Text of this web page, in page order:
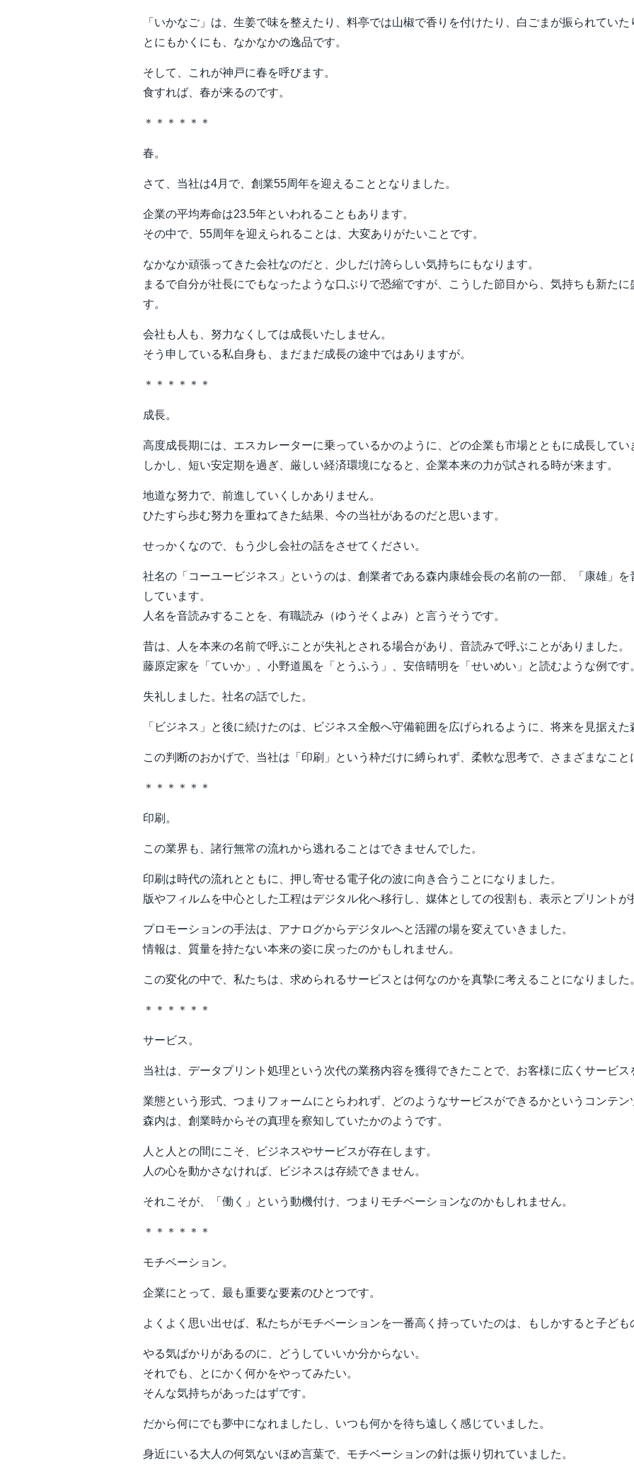
「いかなご」は、生姜で味を整えたり、料亭では山椒で香りを付けたり、白ごまが振られていた
とにもかくにも、なかなかの逸品です。
そして、これが神戸に春を呼びます。
食すれば、春が来るのです。
＊＊＊＊＊＊
春。
さて、当社は4月で、創業55周年を迎えることとなりました。
企業の平均寿命は23.5年といわれることもあります。
その中で、55周年を迎えられることは、大変ありがたいことです。
なかなか頑張ってきた会社なのだと、少しだけ誇らしい気持ちにもなります。
まるで自分が社長にでもなったような口ぶりで恐縮ですが、こうした節目から、気持ちも新たに
す。
会社も人も、努力なくしては成長いたしません。
そう申している私自身も、まだまだ成長の途中ではありますが。
＊＊＊＊＊＊
成長。
高度成長期には、エスカレーターに乗っているかのように、どの企業も市場とともに成長してい
しかし、短い安定期を過ぎ、厳しい経済環境になると、企業本来の力が試される時が来ます。
地道な努力で、前進していくしかありません。
ひたすら歩む努力を重ねてきた結果、今の当社があるのだと思います。
せっかくなので、もう少し会社の話をさせてください。
社名の「コーユービジネス」というのは、創業者である森内康雄会長の名前の一部、「康雄」
しています。
人名を音読みすることを、有職読み（ゆうそくよみ）と言うそうです。
昔は、人を本来の名前で呼ぶことが失礼とされる場合があり、音読みで呼ぶことがありました。
藤原定家を「ていか」、小野道風を「とうふう」、安倍晴明を「せいめい」と読むような例です
失礼しました。社名の話でした。
「ビジネス」と後に続けたのは、ビジネス全般へ守備範囲を広げられるように、将来を見据えた
この判断のおかげで、当社は「印刷」という枠だけに縛られず、柔軟な思考で、さまざまなこと
＊＊＊＊＊＊
印刷。
この業界も、諸行無常の流れから逃れることはできませんでした。
印刷は時代の流れとともに、押し寄せる電子化の波に向き合うことになりました。
版やフィルムを中心とした工程はデジタル化へ移行し、媒体としての役割も、表示とプリントが
プロモーションの手法は、アナログからデジタルへと活躍の場を変えていきました。
情報は、質量を持たない本来の姿に戻ったのかもしれません。
この変化の中で、私たちは、求められるサービスとは何なのかを真摯に考えることになりました
＊＊＊＊＊＊
サービス。
当社は、データプリント処理という次代の業務内容を獲得できたことで、お客様に広くサービス
業態という形式、つまりフォームにとらわれず、どのようなサービスができるかというコンテン
森内は、創業時からその真理を察知していたかのようです。
人と人との間にこそ、ビジネスやサービスが存在します。
人の心を動かさなければ、ビジネスは存続できません。
それこそが、「働く」という動機付け、つまりモチベーションなのかもしれません。
＊＊＊＊＊＊
モチベーション。
企業にとって、最も重要な要素のひとつです。
よくよく思い出せば、私たちがモチベーションを一番高く持っていたのは、もしかすると子ども
やる気ばかりがあるのに、どうしていいか分からない。
それでも、とにかく何かをやってみたい。
そんな気持ちがあったはずです。
だから何にでも夢中になれましたし、いつも何かを待ち遠しく感じていました。
身近にいる大人の何気ないほめ言葉で、モチベーションの針は振り切れていました。